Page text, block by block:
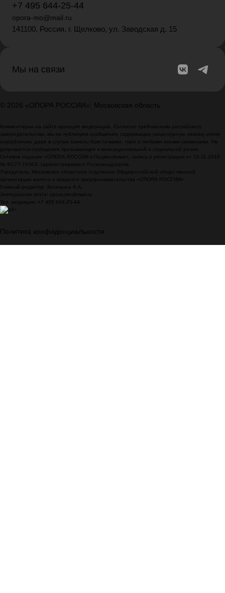
+7 495 644-25-44
opora-mo@mail.ru
141100, Россия, г. Щелково, ул. Заводская д. 15
Мы на связи
© 2026 «ОПОРА РОССИИ»: Московская область
Комментарии на сайте проходят модерацию. Согласно требованиям российского
законодательства, мы не публикуем сообщения, содержащие нецензурную лексику и/или
оскорбления, даже в случае замены букв точками, тире и любыми иными символами. Не
допускаются сообщения, призывающие к межнациональной и социальной розни.
Сетевое издание «ОПОРА РОССИИ в Подмосковье», запись о регистрации от 19.11.2018
№ ФС77-74363, зарегистрировано Роскомнадзором.
Учредитель: Московское областное отделение Общероссийской общественной
организации малого и среднего предпринимательства «ОПОРА РОССИИ»
Главный редактор: Косицына А.А.
Электронная почта: opora-mo@mail.ru
Тел. редакции: +7 495 644-25-44
Политика конфиденциальности